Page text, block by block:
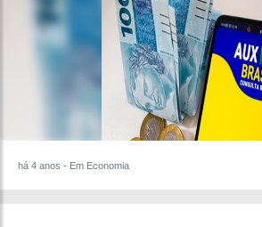
há 4 anos - Em Economia